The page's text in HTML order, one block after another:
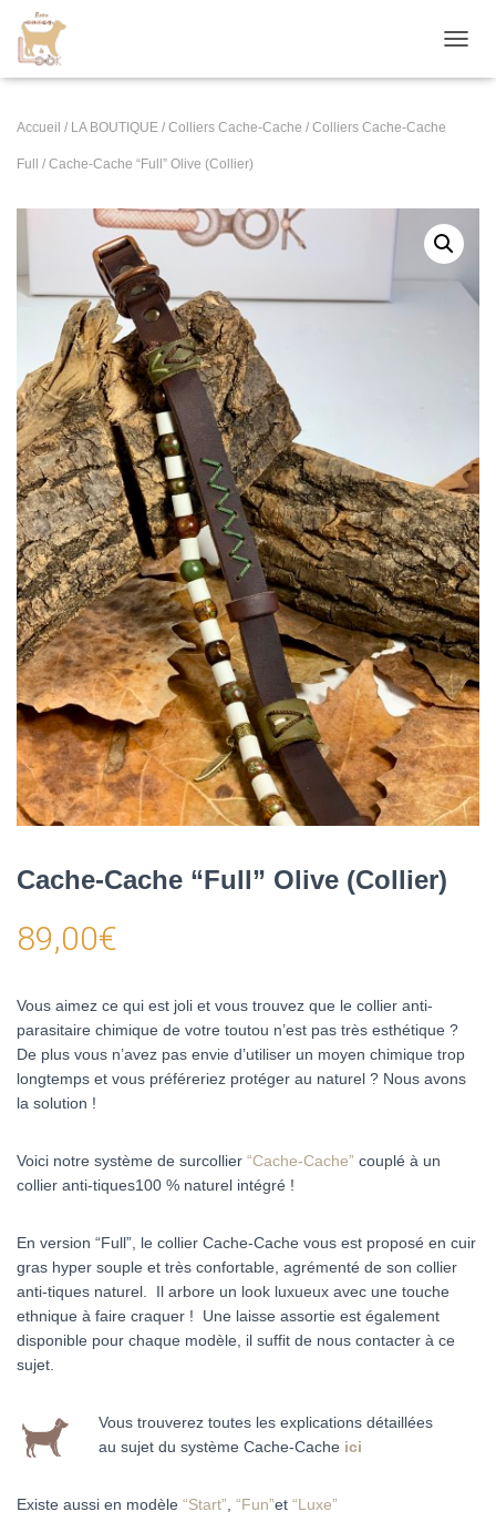
É
A
N
V
Accueil / LA BOUTIQUE / Colliers Cache-Cache / Colliers Cache-Cache
Full / Cache-Cache “Full” Olive (Collier)
Cache-Cache “Full” Olive (Collier)
89,00€
Vous aimez ce qui est joli et vous trouvez que le collier anti-
parasitaire chimique de votre toutou n’est pas très esthétique ?
De plus vous n’avez pas envie d’utiliser un moyen chimique trop
longtemps et vous préféreriez protéger au naturel ? Nous avons
la solution !
Voici notre système de surcollier “Cache-Cache” couplé à un
collier anti-tiques100 % naturel intégré !
En version “Full”, le collier Cache-Cache vous est proposé en cuir
gras hyper souple et très confortable, agrémenté de son collier
anti-tiques naturel. Il arbore un look luxueux avec une touche
ethnique à faire craquer ! Une laisse assortie est également
disponible pour chaque modèle, il suffit de nous contacter à ce
sujet.
Vous trouverez toutes les explications détaillées
au sujet du système Cache-Cache ici
Existe aussi en modèle “Start”, “Fun”et “Luxe”